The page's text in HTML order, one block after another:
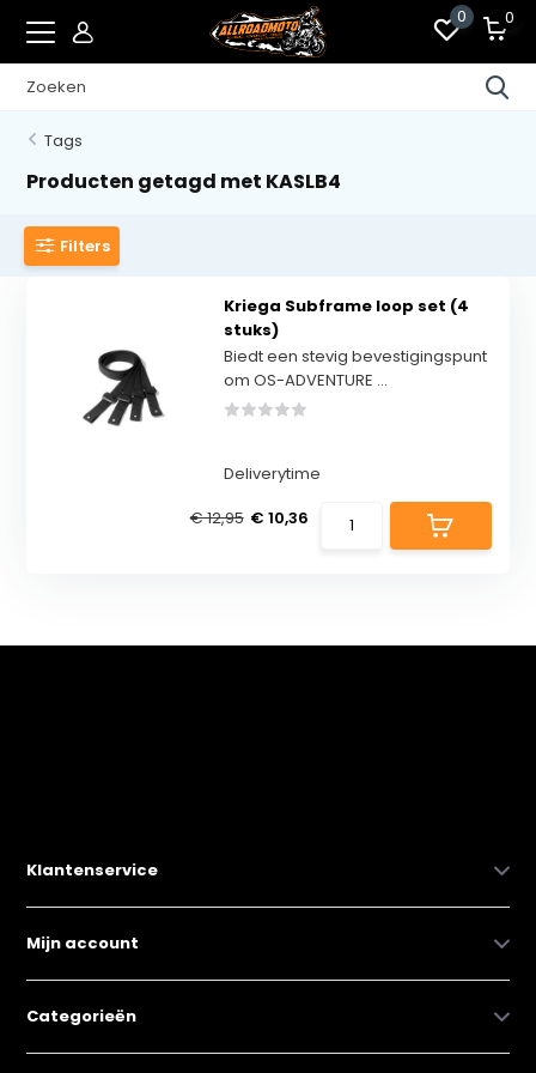
0 0
Tags
Producten getagd met KASLB4
Filters
Kriega Subframe loop set (4
stuks)
Biedt een stevig bevestigingspunt
om OS-ADVENTURE ...
Deliverytime
€ 12,95 € 10,36
Klantenservice
Mijn account
Categorieën